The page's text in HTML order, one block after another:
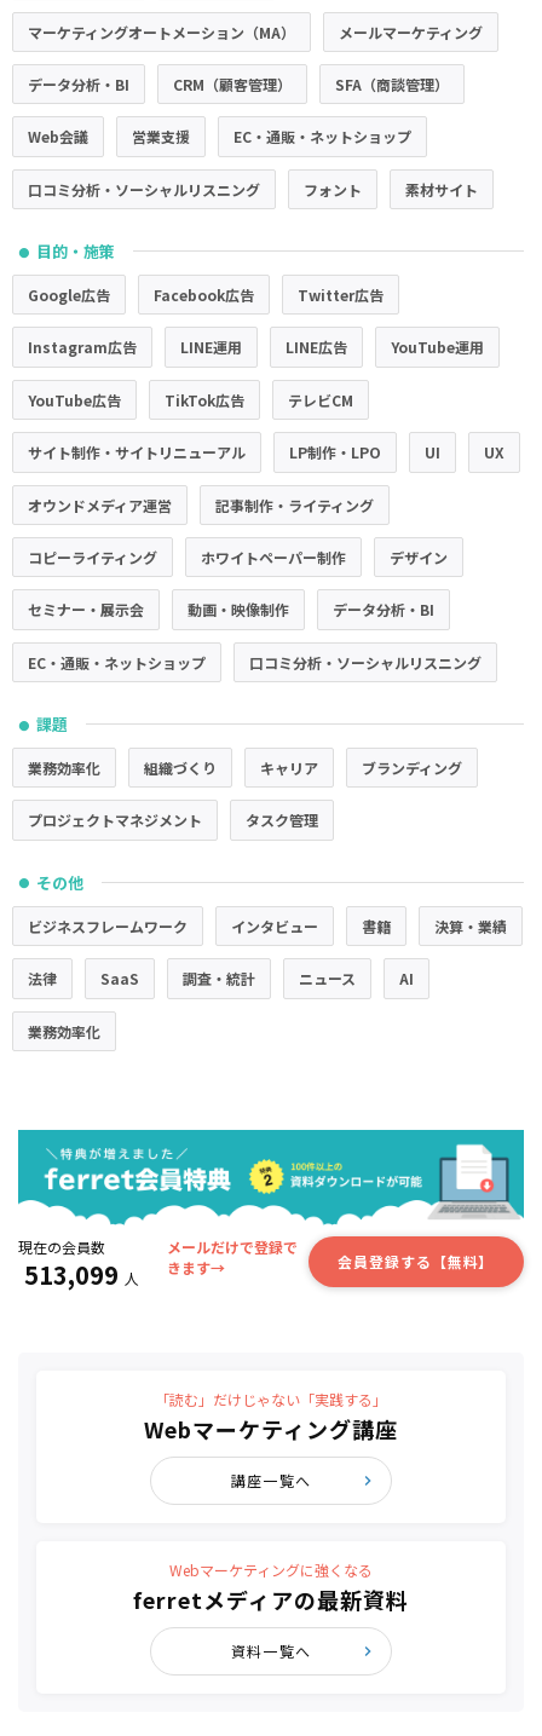
マーケティングオートメーション（MA） メールマーケティング
データ分析・BI CRM（顧客管理） SFA（商談管理）
Web会議 営業支援 EC・通販・ネットショップ
口コミ分析・ソーシャルリスニング フォント 素材サイト
● 目的・施策
Google広告 Facebook広告 Twitter広告
Instagram広告 LINE運用 LINE広告 YouTube運用
YouTube広告 TikTok広告 テレビCM
サイト制作・サイトリニューアル LP制作・LPO UI UX
オウンドメディア運営 記事制作・ライティング
コピーライティング ホワイトペーパー制作 デザイン
セミナー・展示会 動画・映像制作 データ分析・BI
EC・通販・ネットショップ 口コミ分析・ソーシャルリスニング
● 課題
業務効率化 組織づくり キャリア ブランディング
プロジェクトマネジメント タスク管理
● その他
ビジネスフレームワーク インタビュー 書籍 決算・業績
法律 SaaS 調査・統計 ニュース AI
業務効率化
現在の会員数
513,099 人
メールだけで登録で
きます→
会員登録する【無料】
「読む」だけじゃない「実践する」
Webマーケティング講座
講座一覧へ
Webマーケティングに強くなる
ferretメディアの最新資料
資料一覧へ